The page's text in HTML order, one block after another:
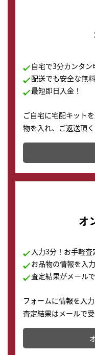
自宅で3分カンタン
配送でも安全な無
最短即日入金！
ご自宅に宅配キット
物を入れ、ご返送頂
テムです。
配送でも簡単&安全
す。
オ
入力3分！お手軽査
お品物の情報を入
査定結果がメール
フォームに情報を入
査定結果はメールで
かります。